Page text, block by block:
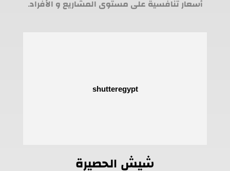
أسعار تنافسية على مستوى المشاريع و الأفراد.
شيش الحصيرة